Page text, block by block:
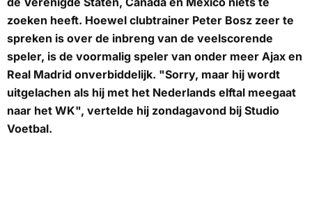
zoeken heeft. Hoewel clubtrainer Peter Bosz zeer te
spreken is over de inbreng van de veelscorende
speler, is de voormalig speler van onder meer Ajax en
Real Madrid onverbiddelijk. "Sorry, maar hij wordt
uitgelachen als hij met het Nederlands elftal meegaat
naar het WK", vertelde hij zondagavond bij Studio
Voetbal.